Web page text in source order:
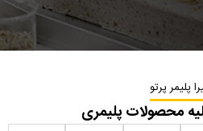
پلیمر پرتو
محصولات پلیمری